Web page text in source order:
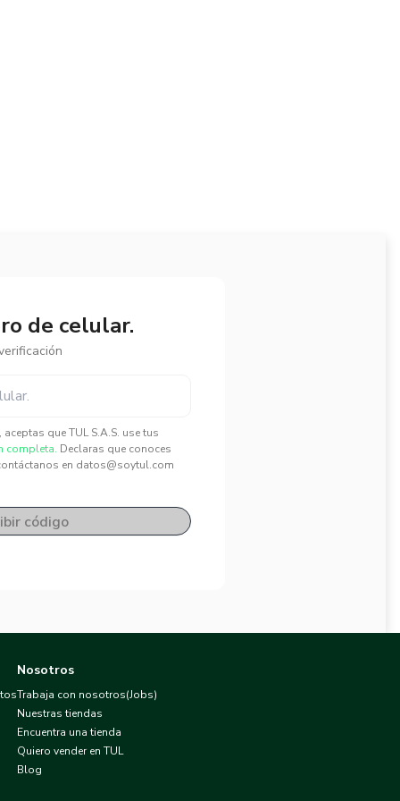
de celular.
que TUL S.A.S. use tus
completa. Declaras que conoces
en datos@soytul.com
código
Nosotros
Trabaja con nosotros(Jobs)
Nuestras tiendas
Encuentra una tienda
Quiero vender en TUL
Blog